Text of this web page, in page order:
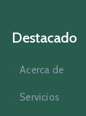
Destacado
Acerca de
Servicios